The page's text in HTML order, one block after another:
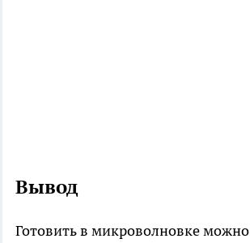
Вывод
Готовить в микроволновке